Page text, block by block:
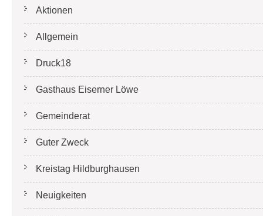
Aktionen
Allgemein
Druck18
Gasthaus Eiserner Löwe
Gemeinderat
Guter Zweck
Kreistag Hildburghausen
Neuigkeiten